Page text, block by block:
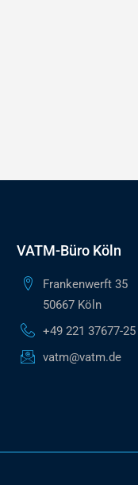
VATM-Büro Köln
Frankenwerft 35
50667 Köln
+49 221 37677-25
vatm@vatm.de